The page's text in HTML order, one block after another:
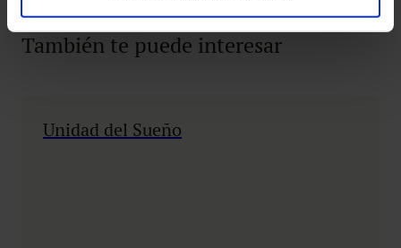
También te puede interesar
Unidad del Sueño